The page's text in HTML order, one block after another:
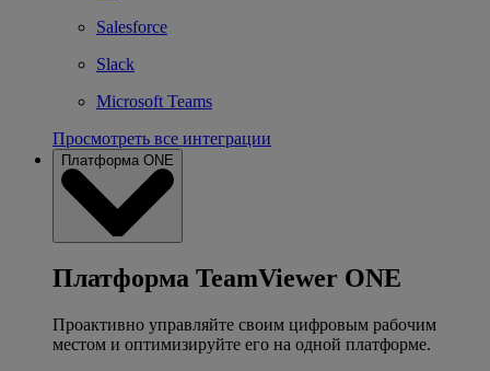
Salesforce
Slack
Microsoft Teams
Просмотреть все интеграции
Платформа ONE
Платформа TeamViewer ONE
Проактивно управляйте своим цифровым рабочим
местом и оптимизируйте его на одной платформе.